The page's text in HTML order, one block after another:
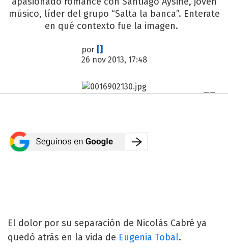
músico, líder del grupo “Salta la banca”. Enterate
en qué contexto fue la imagen.
por []
26 nov 2013, 17:48
El dolor por su separación de Nicolás Cabré ya
quedó atrás en la vida de Eugenia Tobal.